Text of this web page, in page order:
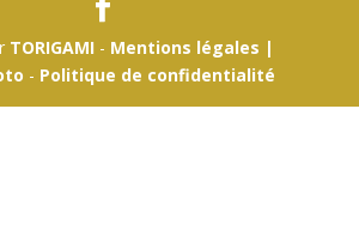
TORIGAMI- Mentions légales |
- Politique de confidentialité